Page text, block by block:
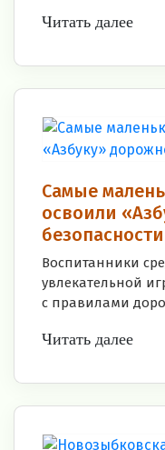
Читать далее
Самые
освоили
безопасности
Воспитанники
увлекательной
с правилами
Читать далее